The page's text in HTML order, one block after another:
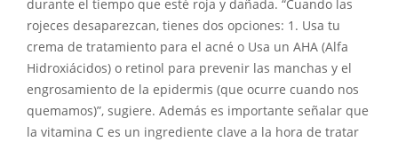
durante el tiempo que esté roja y dañada. “Cuando las
rojeces desaparezcan, tienes dos opciones: 1. Usa tu
crema de tratamiento para el acné o Usa un AHA (Alfa
Hidroxiácidos) o retinol para prevenir las manchas y el
engrosamiento de la epidermis (que ocurre cuando nos
quemamos)”, sugiere. Además es importante señalar que
la vitamina C es un ingrediente clave a la hora de tratar